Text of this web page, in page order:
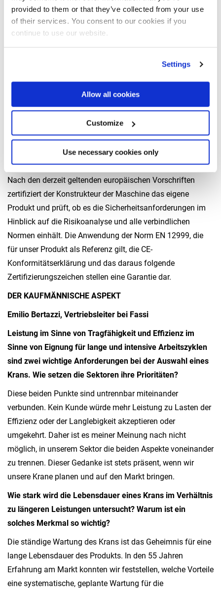
provided to them or that they’ve collected from your use
of their services. You consent to our cookies if you
continue to use our website.
Settings
Allow all cookies
Customize
Use necessary cookies only
Mitarbeiter verfügen, die in der Lage sind, Versuche und
Tests selbständig durchzuführen. Dabei spielt es keine
Rolle, ob es um Mechanik, Metallverarbeitung,
Umweltfragen oder Prozesse geht. Die Krane müssen mit
statischen Berechnungen und Testläufen überprüft werden.
garantieren, dass die Kranleistungen auf Dauer konstant
Wer zertifiziert die so konstruierten Krane und wie läuft
das ab?
Nach den derzeit geltenden europäischen Vorschriften
zertifiziert der Konstrukteur der Maschine das eigene
Produkt und prüft, ob es die Sicherheitsanforderungen im
Hinblick auf die Risikoanalyse und alle verbindlichen
Normen einhält. Die Anwendung der Norm EN 12999, die
für unser Produkt als Referenz gilt, die CE-
Konformitätserklärung und das daraus folgende
Zertifizierungszeichen stellen eine Garantie dar.
DER KAUFMÄNNISCHE ASPEKT
Emilio Bertazzi, Vertriebsleiter bei Fassi
Leistung im Sinne von Tragfähigkeit und Effizienz im
Sinne von Eignung für lange und intensive Arbeitszyklen
sind zwei wichtige Anforderungen bei der Auswahl eines
Krans. Wie setzen die Sektoren ihre Prioritäten?
Diese beiden Punkte sind untrennbar miteinander
verbunden. Kein Kunde würde mehr Leistung zu Lasten der
Effizienz oder der Langlebigkeit akzeptieren oder
umgekehrt. Daher ist es meiner Meinung nach nicht
möglich, in unserem Sektor die beiden Aspekte voneinander
zu trennen. Dieser Gedanke ist stets präsent, wenn wir
unsere Krane planen und auf den Markt bringen.
Wie stark wird die Lebensdauer eines Krans im Verhältnis
zu längeren Leistungen untersucht? Warum ist ein
solches Merkmal so wichtig?
Die ständige Wartung des Krans ist das Geheimnis für eine
lange Lebensdauer des Produkts. In den 55 Jahren
Erfahrung am Markt konnten wir feststellen, welche Vorteile
eine systematische, geplante Wartung für die